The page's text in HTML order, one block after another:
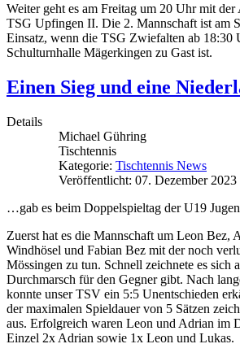
Weiter geht es am Freitag um 20 Uhr mit der
TSG Upfingen II. Die 2. Mannschaft ist am
Einsatz, wenn die TSG Zwiefalten ab 18:30
Schulturnhalle Mägerkingen zu Gast ist.
Einen Sieg und eine
Details
Michael Gühring
Tischtennis
Kategorie: Tischtennis News
Veröffentlicht: 07. Dezember 2023
…gab es beim Doppelspieltag der U19
Zuerst hat es die Mannschaft um Leon Bez,
Windhösel und Fabian Bez mit der noch
Mössingen zu tun. Schnell zeichnete es sich
Durchmarsch für den Gegner gibt. Nach
konnte unser TSV ein 5:5 Unentschieden
der maximalen Spieldauer von 5 Sätzen
aus. Erfolgreich waren Leon und Adrian im
Einzel 2x Adrian sowie 1x Leon und Lukas.